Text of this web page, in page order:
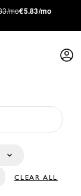
mo€5.83/mo
CLEAR ALL